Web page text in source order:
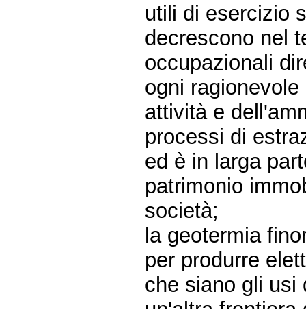
utili di esercizio
decrescono nel
occupazionali
ogni
attività e
processi di
ed è in larga
patrimonio
società;
la geotermia
per produrre
che siano gli usi